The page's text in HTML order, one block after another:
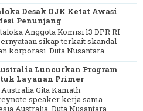
Desak OJK Ketat Awasi
Penunjang
Anggota Komisi 13 DPR RI
sikap terkait skandal
korporasi. Duta Nusantara...
Luncurkan Program
Layanan Primer
Gita Kamath
speaker kerja sama
Australia. Duta Nusantara